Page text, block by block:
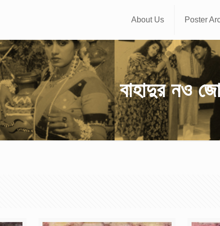
About Us Poster
বাহাদুর নও